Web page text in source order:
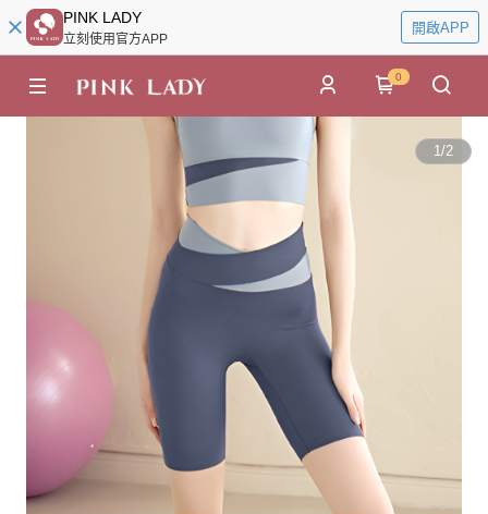
PINK LADY
立刻使用官方APP
開啟APP
0
1/2